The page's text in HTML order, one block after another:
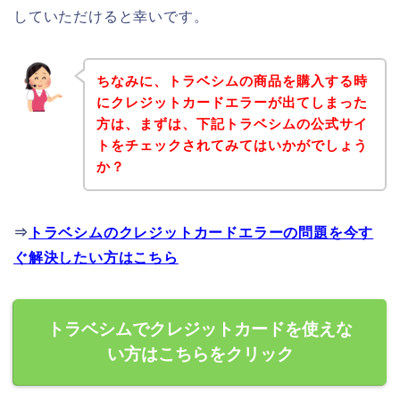
していただけると幸いです。
ちなみに、トラベシムの商品を購入する時
にクレジットカードエラーが出てしまった
方は、まずは、下記トラベシムの公式サイ
トをチェックされてみてはいかがでしょう
か？
⇒ トラベシムのクレジットカードエラーの問題を今す
ぐ解決したい方はこちら
トラベシムでクレジットカードを使えな
い方はこちらをクリック